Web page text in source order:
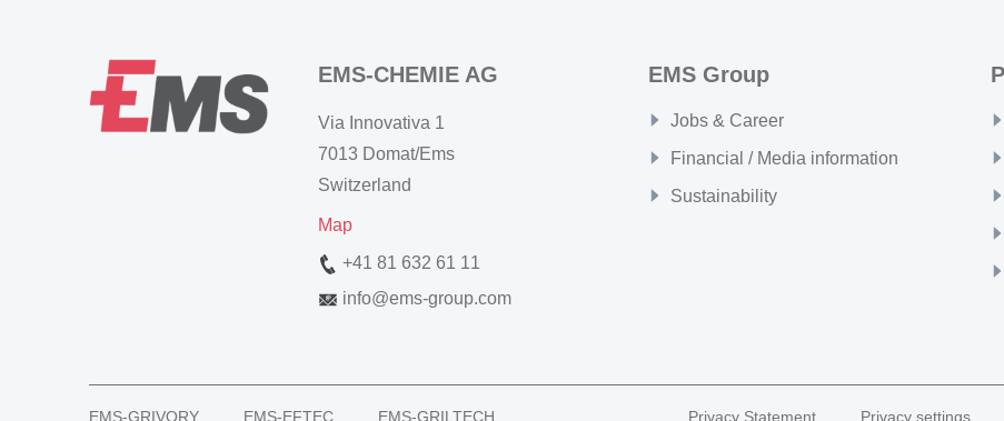
EMS-CHEMIE AG
Via Innovativa 1
7013 Domat/Ems
Switzerland
Map
+41 81 632 61 11
info@ems-group.com
EMS Group
Jobs & Career
Financial / Media information
Sustainability
EMS-GRIVORY EMS-EFTEC EMS-GRILTECH Privacy Statement Privacy settings